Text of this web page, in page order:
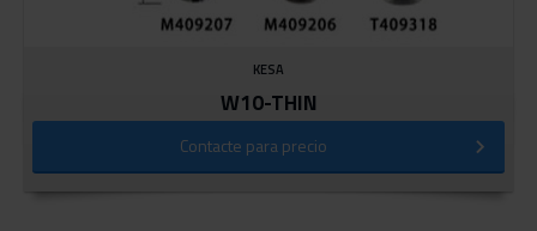
KESA
W10-THIN
Contacte para precio